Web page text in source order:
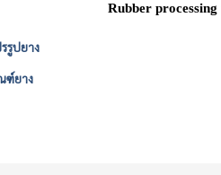
Rubber
รูปยาง
ฑ์ยาง